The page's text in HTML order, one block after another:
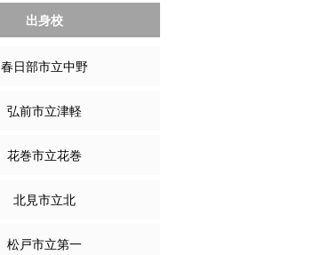
出身校
春日部市立中野
弘前市立津軽
花巻市立花巻
北見市立北
松戸市立第一